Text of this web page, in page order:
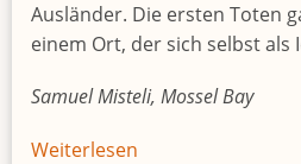
Ausländer. Die ersten Toten
einem Ort, der sich selbst als
Samuel Misteli, Mossel Bay
Weiterlesen